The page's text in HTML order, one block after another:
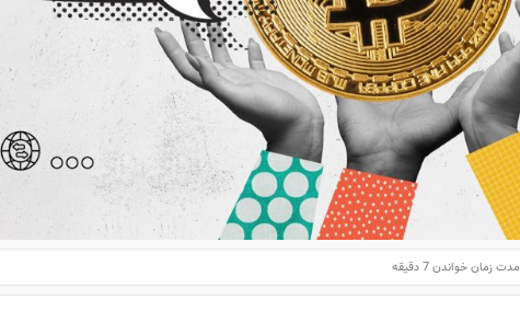
مدت زمان خواندن 7 دقیقه